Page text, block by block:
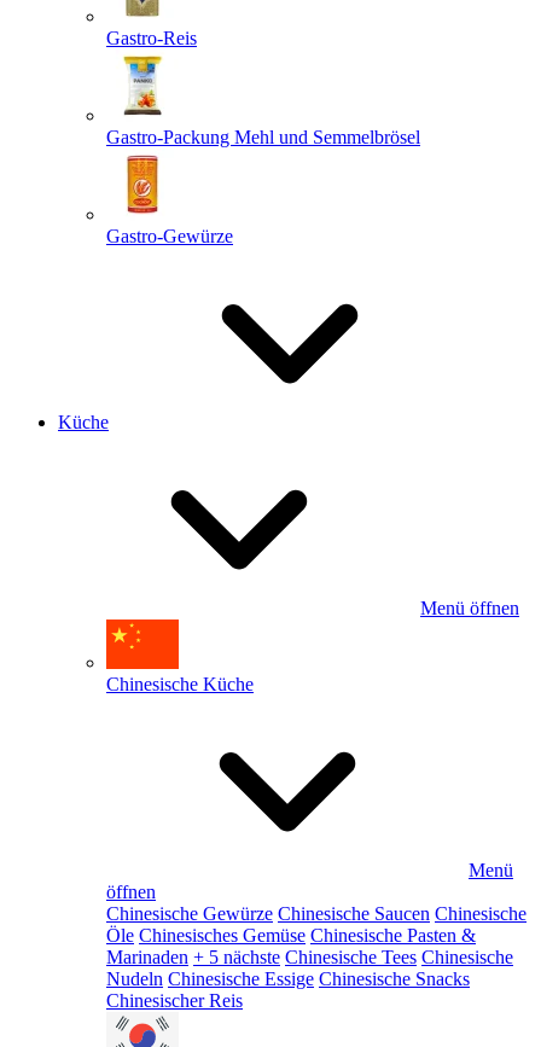
Gastro-Reis
Gastro-Packung Mehl und Semmelbrösel
Gastro-Gewürze
Küche
Menü öffnen
Chinesische Küche
Menü
öffnen
Chinesische Gewürze Chinesische Saucen Chinesische
Öle Chinesisches Gemüse Chinesische Pasten &
Marinaden + 5 nächste Chinesische Tees Chinesische
Nudeln Chinesische Essige Chinesische Snacks
Chinesischer Reis